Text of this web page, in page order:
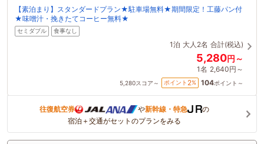
【素泊まり】スタンダードプラン★駐車場無料★期間限定！工藤パン付
★味噌汁・挽きたてコーヒー無料★
セミダブル 食事なし
1泊 大人2名 合計(税込)
5,280円～
1名 2,640円～
5,280スコア～ ポイント 2% 104ポイント～
往復航空券 や新幹線・特急
の
宿泊＋交通がセットのプランをみる